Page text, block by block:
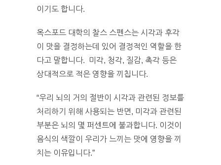
이기도 합니다.
옥스포드 대학의 찰스 스펜스는 시각과 후각
이 맛을 결정하는데 있어 결정적인 역할을 한
다고 말합니다. 미각, 청각, 질감, 촉각 등은
상대적으로 적은 영향을 끼칩니다.
“우리 뇌의 거의 절반이 시각과 관련된 정보를
처리하기 위해 사용되는 반면, 미각과 관련된
부분은 뇌의 몇 퍼센트에 불과합니다. 이것이
음식의 색깔이 우리가 느끼는 맛에 영향을 끼
치는 이유입니다.”